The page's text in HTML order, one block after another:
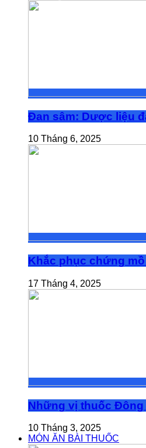
Đan sâm: Dược liệu
10 Tháng 6, 2025
Khắc phục chứng
17 Tháng 4, 2025
Những vị thuốc Đông
10 Tháng 3, 2025
MÓN ĂN BÀI THUỐC